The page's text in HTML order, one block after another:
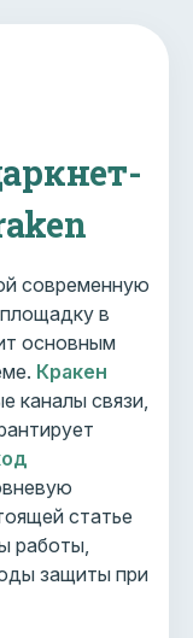
современную
в
основным
Кракен
каналы связи,
статье
работы,
защиты при